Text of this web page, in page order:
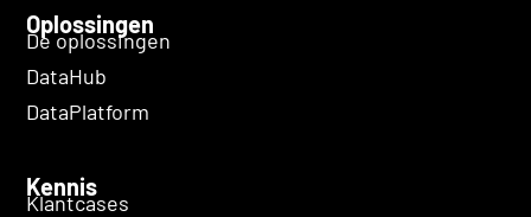
Oplossingen
De oplossingen
DataHub
DataPlatform
Kennis
Klantcases